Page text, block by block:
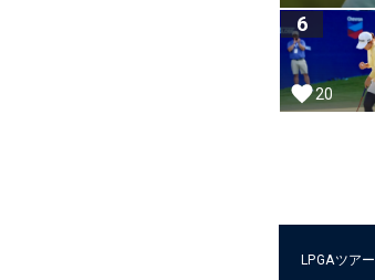
6
20
LPGAツアー